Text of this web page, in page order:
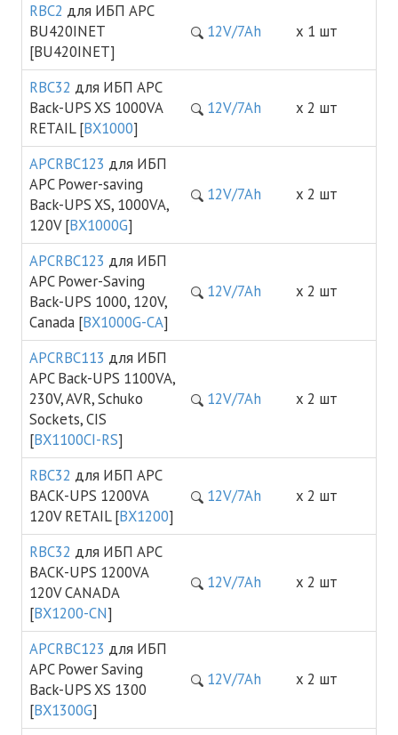
RBC2 для ИБП APC
BU420INET
[BU420INET]
12V/7Ah х 1 шт
RBC32 для ИБП APC
Back-UPS XS 1000VA
RETAIL [BX1000]
12V/7Ah х 2 шт
APCRBC123 для ИБП
APC Power-saving
Back-UPS XS, 1000VA,
120V [BX1000G]
12V/7Ah х 2 шт
APCRBC123 для ИБП
APC Power-Saving
Back-UPS 1000, 120V,
Canada [BX1000G-CA]
12V/7Ah х 2 шт
APCRBC113 для ИБП
APC Back-UPS 1100VA,
230V, AVR, Schuko
Sockets, CIS
[BX1100CI-RS]
12V/7Ah х 2 шт
RBC32 для ИБП APC
BACK-UPS 1200VA
120V RETAIL [BX1200]
12V/7Ah х 2 шт
RBC32 для ИБП APC
BACK-UPS 1200VA
120V CANADA
[BX1200-CN]
12V/7Ah х 2 шт
APCRBC123 для ИБП
APC Power Saving
Back-UPS XS 1300
[BX1300G]
12V/7Ah х 2 шт